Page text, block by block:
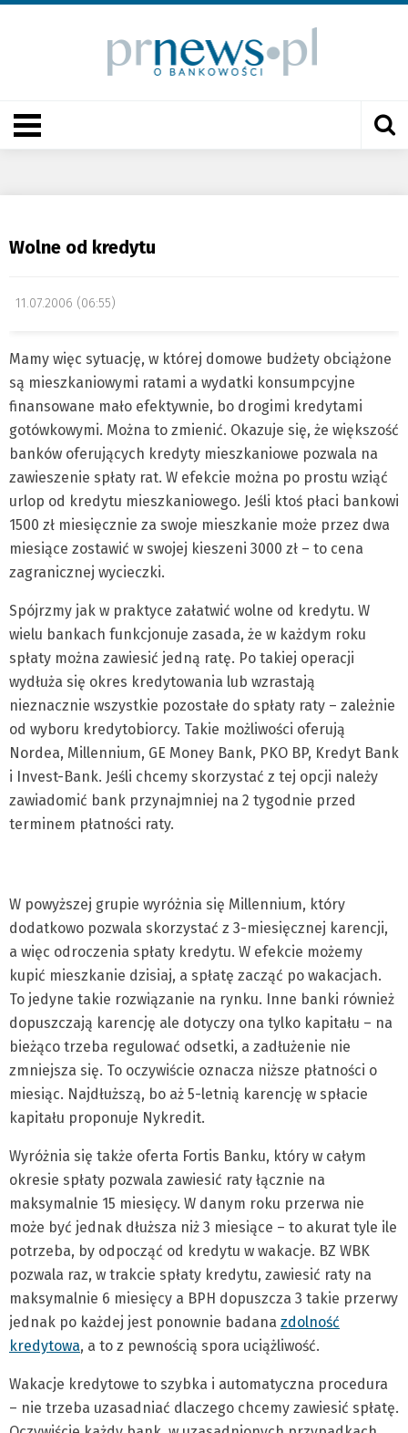
Wolne od kredytu
11.07.2006 (06:55)
Mamy więc sytuację, w której domowe budżety obciążone
są mieszkaniowymi ratami a wydatki konsumpcyjne
finansowane mało efektywnie, bo drogimi kredytami
gotówkowymi. Można to zmienić. Okazuje się, że większość
banków oferujących kredyty mieszkaniowe pozwala na
zawieszenie spłaty rat. W efekcie można po prostu wziąć
urlop od kredytu mieszkaniowego. Jeśli ktoś płaci bankowi
1500 zł miesięcznie za swoje mieszkanie może przez dwa
miesiące zostawić w swojej kieszeni 3000 zł – to cena
zagranicznej wycieczki.
Spójrzmy jak w praktyce załatwić wolne od kredytu. W
wielu bankach funkcjonuje zasada, że w każdym roku
spłaty można zawiesić jedną ratę. Po takiej operacji
wydłuża się okres kredytowania lub wzrastają
nieznacznie wszystkie pozostałe do spłaty raty – zależnie
od wyboru kredytobiorcy. Takie możliwości oferują
Nordea, Millennium, GE Money Bank, PKO BP, Kredyt Bank
i Invest-Bank. Jeśli chcemy skorzystać z tej opcji należy
zawiadomić bank przynajmniej na 2 tygodnie przed
terminem płatności raty.
W powyższej grupie wyróżnia się Millennium, który
dodatkowo pozwala skorzystać z 3-miesięcznej karencji,
a więc odroczenia spłaty kredytu. W efekcie możemy
kupić mieszkanie dzisiaj, a spłatę zacząć po wakacjach.
To jedyne takie rozwiązanie na rynku. Inne banki również
dopuszczają karencję ale dotyczy ona tylko kapitału – na
bieżąco trzeba regulować odsetki, a zadłużenie nie
zmniejsza się. To oczywiście oznacza niższe płatności o
miesiąc. Najdłuższą, bo aż 5-letnią karencję w spłacie
kapitału proponuje Nykredit.
Wyróżnia się także oferta Fortis Banku, który w całym
okresie spłaty pozwala zawiesić raty łącznie na
maksymalnie 15 miesięcy. W danym roku przerwa nie
może być jednak dłuższa niż 3 miesiące – to akurat tyle ile
potrzeba, by odpocząć od kredytu w wakacje. BZ WBK
pozwala raz, w trakcie spłaty kredytu, zawiesić raty na
maksymalnie 6 miesięcy a BPH dopuszcza 3 takie przerwy
jednak po każdej jest ponownie badana zdolność
kredytowa, a to z pewnością spora uciążliwość.
Wakacje kredytowe to szybka i automatyczna procedura
– nie trzeba uzasadniać dlaczego chcemy zawiesić spłatę.